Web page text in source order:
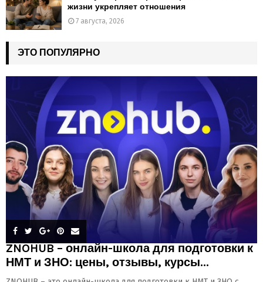
жизни укрепляет отношения
7 августа, 2026
ЭТО ПОПУЛЯРНО
ZNOHUB – онлайн-школа для подготовки к
НМТ и ЗНО: цены, отзывы, курсы...